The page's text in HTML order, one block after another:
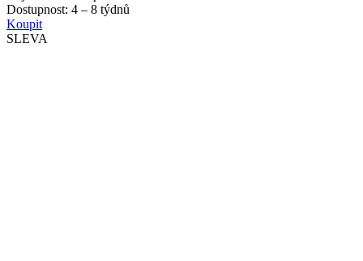
Dostupnost: 4 – 8 týdnů
Koupit
SLEVA